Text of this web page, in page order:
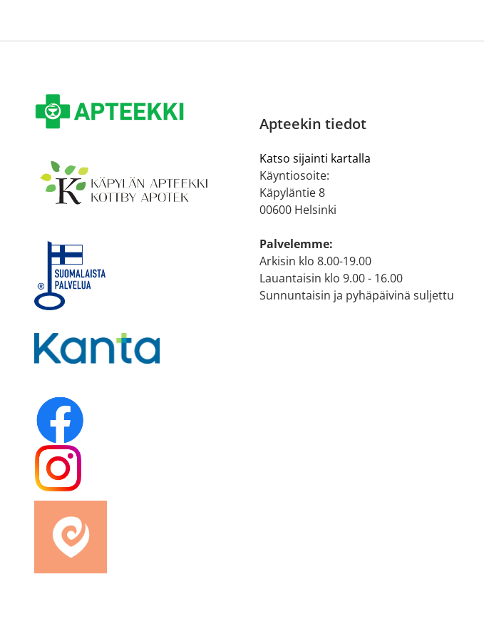
Apteekin tiedot
Katso sijainti kartalla
Käyntiosoite:
Käpyläntie 8
00600 Helsinki
Palvelemme:
Arkisin klo 8.00-19.00
Lauantaisin klo 9.00 - 16.00
Sunnuntaisin ja pyhäpäivinä suljettu